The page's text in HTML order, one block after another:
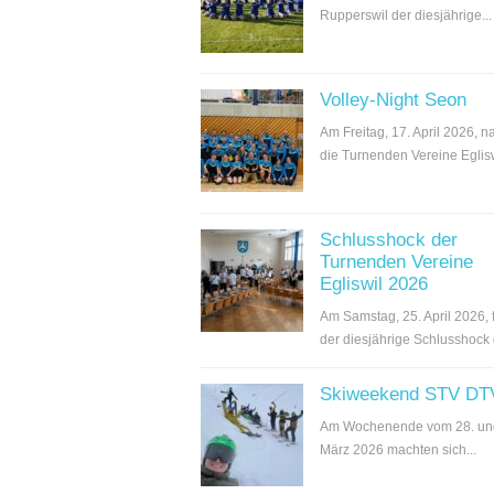
Rupperswil der diesjährige...
Volley-Night Seon
Am Freitag, 17. April 2026,
die Turnenden Vereine
Schlusshock der
Turnenden Vereine
Egliswil 2026
Am Samstag, 25. April 2026,
der diesjährige Schlusshock
Skiweekend STV
Am Wochenende vom 28.
März 2026 machten sich...